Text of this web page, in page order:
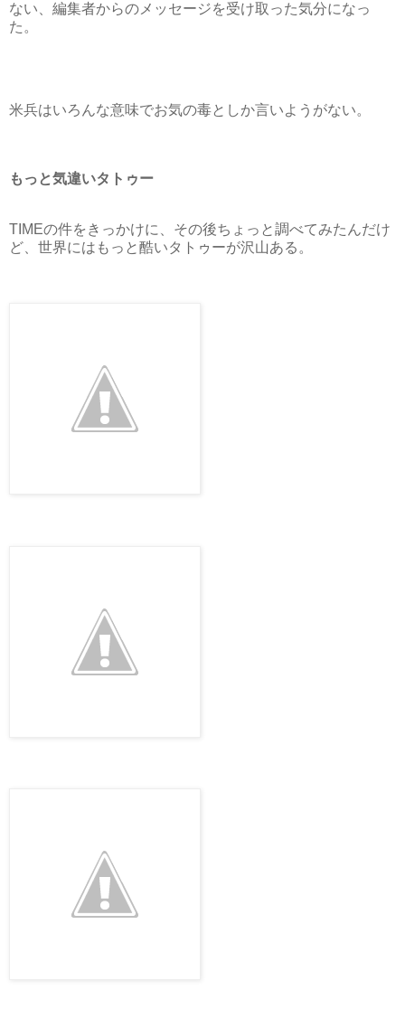
ない、編集者からのメッセージを受け取った気分になっ
た。
米兵はいろんな意味でお気の毒としか言いようがない。
もっと気違いタトゥー
TIMEの件をきっかけに、その後ちょっと調べてみたんだけ
ど、世界にはもっと酷いタトゥーが沢山ある。